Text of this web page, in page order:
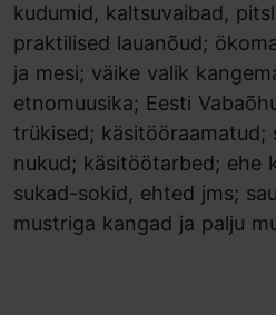
kudumid, kaltsuvaibad,
praktilised lauanõud;
ja mesi; väike valik
etnomuusika; Eesti
trükised; käsitööraamatud;
nukud; käsitöötarbed; ehe
sukad-sokid, ehted jms;
mustriga kangad ja palju